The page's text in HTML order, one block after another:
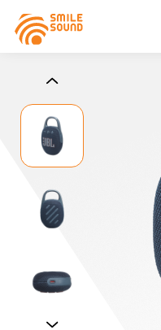
請選擇商品分類
請選擇分類